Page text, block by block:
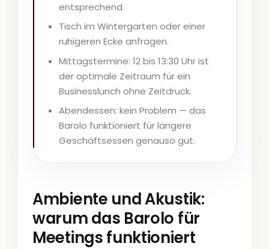
entsprechend.
Tisch im Wintergarten oder einer
ruhigeren Ecke anfragen.
Mittagstermine: 12 bis 13:30 Uhr ist
der optimale Zeitraum für ein
Businesslunch ohne Zeitdruck.
Abendessen: kein Problem — das
Barolo funktioniert für längere
Geschäftsessen genauso gut.
Ambiente und Akustik:
warum das Barolo für
Meetings funktioniert